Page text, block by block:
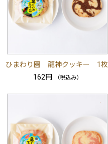
ひまわり園 龍神クッキー 1枚
162円
（税込み）